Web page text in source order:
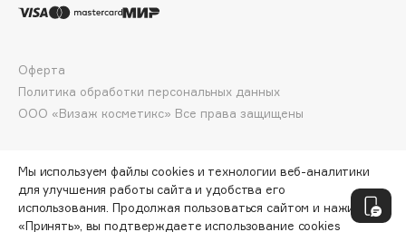
DP Daily Perfection
Dr.Althea
Dr.Ceuracle
Dr.Jart+
Dyson
ООО «Визаж косметикс» Все права защищены
Оферта
Политика обработки персональных данных
Мы используем файлы cookies и технологии веб-аналитики
для улучшения работы сайта и удобства его
использования. Продолжая пользоваться сайтом и нажимая
«Принять», вы подтверждаете использование cookies